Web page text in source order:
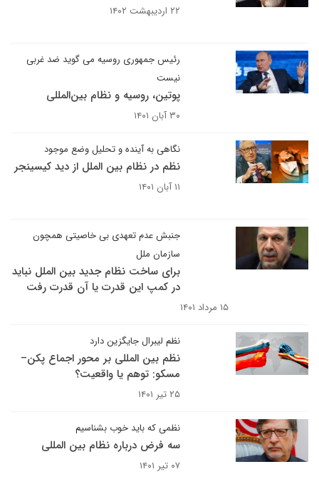
۲۲ اردیبهشت ۱۴۰۲
رئیس جمهوری روسیه می گوید ضد غربی
نیست
پوتین، روسیه و نظام بین‌المللی
۳۰ آبان ۱۴۰۱
نگاهی به آینده و تحلیل وضع موجود
نظم در نظام بین الملل از دید کیسینجر
۱۱ آبان ۱۴۰۱
جنبش عدم تعهدی بی خاصیتی همچون
سازمان ملل
برای ساخت نظام جدید بین الملل نباید
در کمپ این قدرت یا آن قدرت رفت
۱۵ مرداد ۱۴۰۱
نظم لیبرال جایگزین دارد
نظم بین المللی بر محور اجماع پکن–
مسکو: توهم یا واقعیت؟
۲۵ تیر ۱۴۰۱
نظمی که باید خوب بشناسیم
سه فرض درباره نظام بین المللی
۰۷ تیر ۱۴۰۱